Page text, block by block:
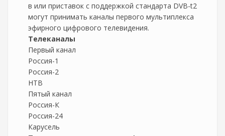
в или приставок с поддержкой стандарта DVB-t2
могут принимать каналы первого мультиплекса
эфирного цифрового телевидения.
Телеканалы
Первый канал
Россия-1
Россия-2
НТВ
Пятый канал
Россия-К
Россия-24
Карусель